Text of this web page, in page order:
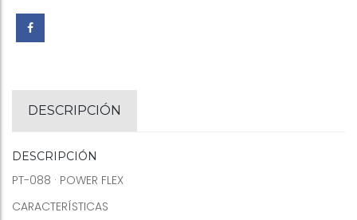
DESCRIPCIÓN
DESCRIPCIÓN
PT-088 · POWER FLEX
CARACTERÍSTICAS